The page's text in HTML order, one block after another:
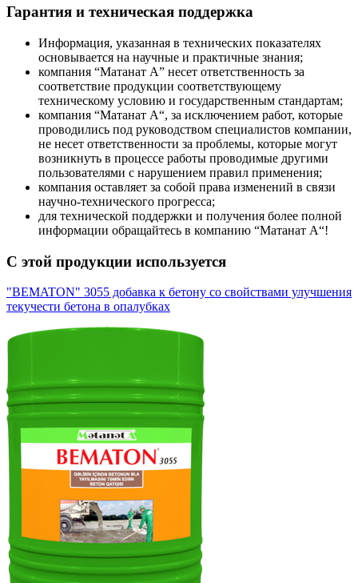
Гарантия и техническая поддержка
Информация, указанная в технических показателях
основывается на научные и практичные знания;
компания “Матанат А” несет ответственность за
соответствие продукции соответствующему
техническому условию и государственным стандартам;
компания “Mатанат A“, за исключением работ, которые
проводились под руководством специалистов компании,
не несет ответственности за проблемы, которые могут
возникнуть в процессе работы проводимые другими
пользователями с нарушением правил применения;
компания оставляет за собой права изменений в связи
научно-технического прогресса;
для технической поддержки и получения более полной
информации обращайтесь в компанию “Mатанат A“!
С этой продукции используется
"BEMATON" 3055 добавка к бетону со свойствами улучшения
текучести бетона в опалубках